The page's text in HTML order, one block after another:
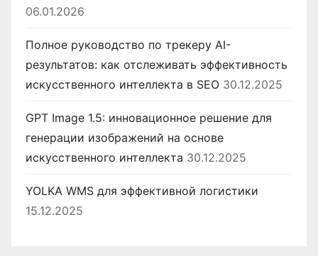
06.01.2026
Полное руководство по трекеру AI-
результатов: как отслеживать эффективность
искусственного интеллекта в SEO 30.12.2025
GPT Image 1.5: инновационное решение для
генерации изображений на основе
искусственного интеллекта 30.12.2025
YOLKA WMS для эффективной логистики
15.12.2025